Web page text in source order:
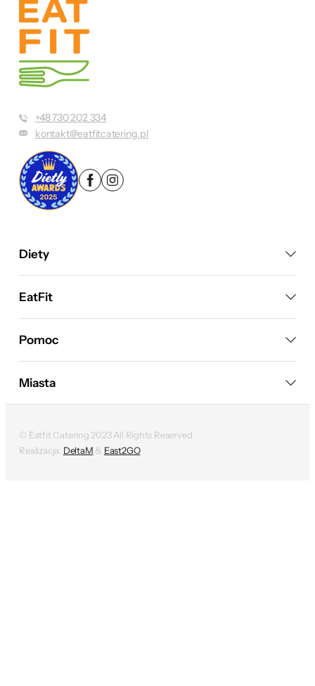
+48 730 202 334
kontakt@eatfitcatering.pl
Diety
EatFit
Pomoc
© Eatfit Catering 2023 All Rights Reserved
Realizacja: DeltaM & East2GO
Miasta